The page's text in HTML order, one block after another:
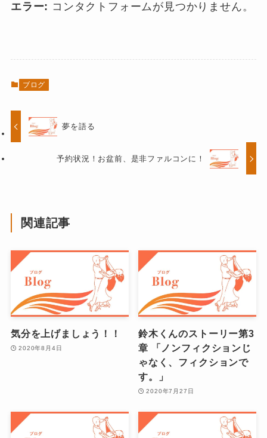
エラー: コンタクトフォームが見つかりません。
ブログ
夢を語る
予約状況！お盆前、是非ファルコンに！
関連記事
気分を上げましょう！！
2020年8月4日
鈴木くんのストーリー第3
章 「ノンフィクションじ
ゃなく、フィクションで
す。」
2020年7月27日